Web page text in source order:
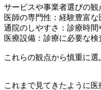
サービスや事業者選びの観
医師の専門性：経験豊富
通院のしやすさ：診療時
医療設備：診療に必要な
これらの観点から慎重に
これまで見てきたように